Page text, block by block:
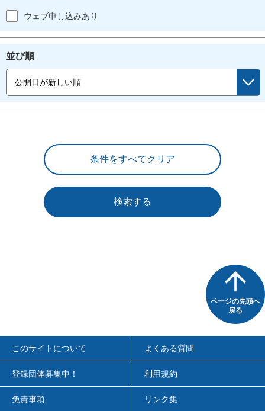
ウェブ申し込みあり
並び順
検索する
ページの先頭へ
戻る
このサイトについて よくある質問
登録団体募集中！ 利用規約
免責事項 リンク集